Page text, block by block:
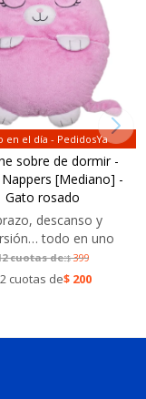
en el día - PedidosYa
sobre de dormir -
[Mediano] -
Gato rosado
descanso y
todo en uno
cuotas de:$399
cuotas de$ 200